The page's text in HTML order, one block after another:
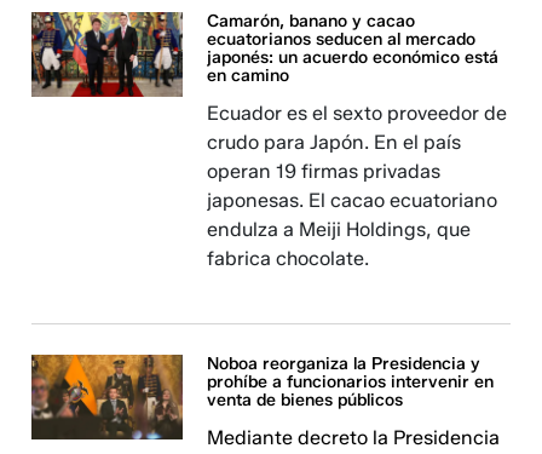
Camarón, banano y cacao
ecuatorianos seducen al mercado
japonés: un acuerdo económico está
en camino
Ecuador es el sexto proveedor de
crudo para Japón. En el país
operan 19 firmas privadas
japonesas. El cacao ecuatoriano
endulza a Meiji Holdings, que
fabrica chocolate.
Noboa reorganiza la Presidencia y
prohíbe a funcionarios intervenir en
venta de bienes públicos
Mediante decreto la Presidencia